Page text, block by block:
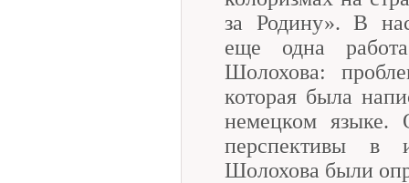
за Родину». В
еще одна
Шолохова:
которая была
немецком языке.
перспективы в
Шолохова были